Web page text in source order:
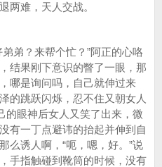
两难，天人交战。
弟？来帮个忙？”阿正的心咯
结果刚下意识的瞥了一眼，那
哪是询问吗，自己就伸过来
的跳跃闪烁，忍不住又朝女人
的眼神后女人又笑了出来，微
有一丁点避讳的抬起并伸到自
么诱人啊，“呃，嗯，好。”说
手指触碰到靴筒的时候，没有